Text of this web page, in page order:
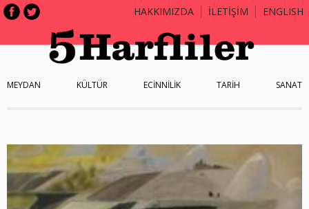
HAKKIMIZDA İLETİŞİM ENGLISH
MEYDAN KÜLTÜR ECİNNİLİK TARİH SANAT